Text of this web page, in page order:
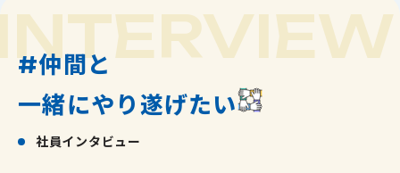
Top message
Mission Vision Value
Business
#仲間と
一緒にやり遂げたい
社員インタビュー